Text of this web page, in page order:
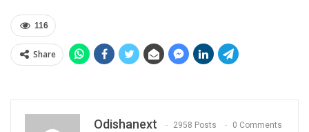
116
Share
Odishanext 2958 Posts 0 Comments